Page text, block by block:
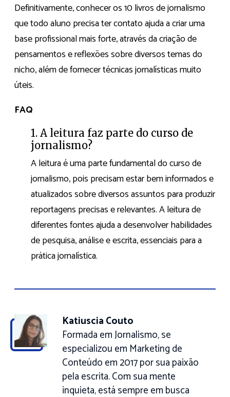
Definitivamente, conhecer os 10 livros de jornalismo
que todo aluno precisa ter contato ajuda a criar uma
base profissional mais forte, através da criação de
pensamentos e reflexões sobre diversos temas do
nicho, além de fornecer técnicas jornalísticas muito
úteis.
FAQ
1. A leitura faz parte do curso de
jornalismo?
A leitura é uma parte fundamental do curso de
jornalismo, pois precisam estar bem informados e
atualizados sobre diversos assuntos para produzir
reportagens precisas e relevantes. A leitura de
diferentes fontes ajuda a desenvolver habilidades
de pesquisa, análise e escrita, essenciais para a
prática jornalística.
Katiuscia Couto
Formada em Jornalismo, se
especializou em Marketing de
Conteúdo em 2017 por sua paixão
pela escrita. Com sua mente
inquieta, está sempre em busca